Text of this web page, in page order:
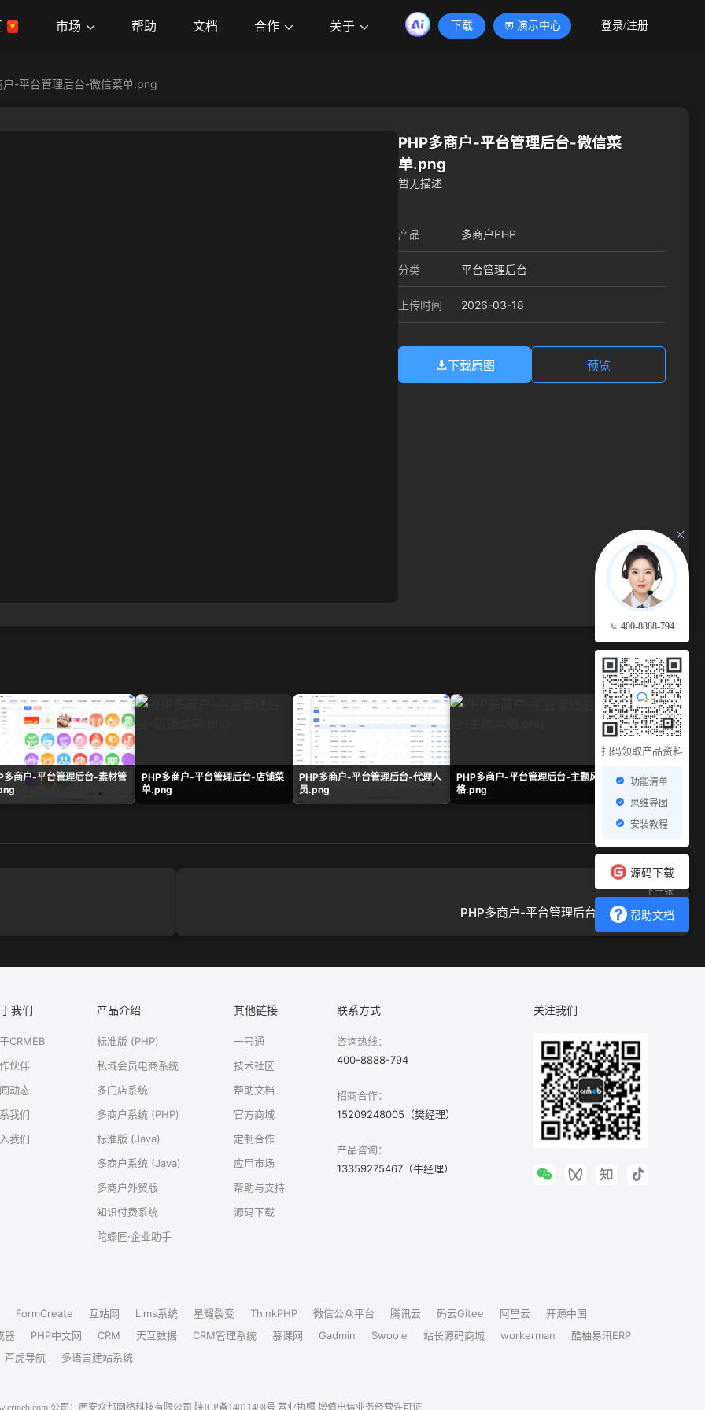
市场 帮助 文档 合作 关于 下载 演示中心 登录/注册
400-8888-794
扫码领取产品资料
功能清单
思维导图
安装教程
源码下载
帮助文档
户-平台管理后台-微信菜单.png
PHP多商户-平台管理后台-微信菜
单.png
暂无描述
产品 多商户PHP
分类 平台管理后台
上传时间 2026-03-18
下载原图 预览
查看更多 →
多商户-平台管理后台-素材管
PHP多商户-平台管理后台-店铺菜
单.png
PHP多商户-平台管理后台-代理人
员.png
PHP多商户-平台管理后台-主题风
格.png
PHP多商户-平台管
表.png
下一张
PHP多商户-平台管理后台-系统配置.png
我们
CRMEB
伙伴
动态
我们
我们
产品介绍
标准版 (PHP)
私域会员电商系统
多门店系统
多商户系统 (PHP)
标准版 (Java)
多商户系统 (Java)
多商户外贸版
知识付费系统
陀螺匠·企业助手
其他链接
一号通
技术社区
帮助文档
官方商城
定制合作
应用市场
帮助与支持
源码下载
联系方式
咨询热线：
400-8888-794
招商合作：
15209248005（樊经理）
产品咨询：
13359275467（牛经理）
关注我们
FormCreate 互站网 Lims系统 星耀裂变 ThinkPHP 微信公众平台 腾讯云 码云Gitee 阿里云
开源中国
器
PHP中文网 CRM 天互数据 CRM管理系统 慕课网 Gadmin Swoole 站长源码商城 workerman
酷柚易汛ERP
芦虎导航
多语言建站系统
公司：西安众邦网络科技有限公司 陕ICP备14011498号 营业执照 增值电信业务经营许可证